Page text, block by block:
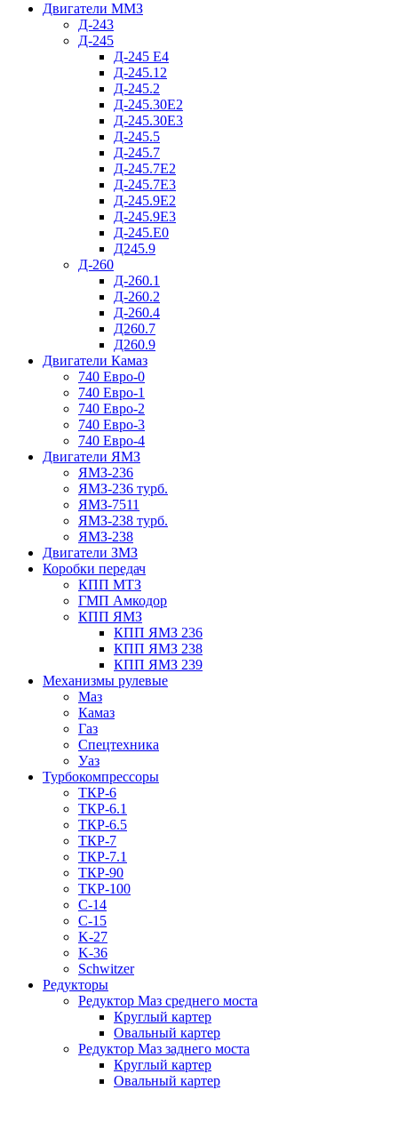
Двигатели ММЗ
Д-243
Д-245
Д-245 Е4
Д-245.12
Д-245.2
Д-245.30Е2
Д-245.30Е3
Д-245.5
Д-245.7
Д-245.7Е2
Д-245.7Е3
Д-245.9Е2
Д-245.9Е3
Д-245.Е0
Д245.9
Д-260
Д-260.1
Д-260.2
Д-260.4
Д260.7
Д260.9
Двигатели Камаз
740 Евро-0
740 Евро-1
740 Евро-2
740 Евро-3
740 Евро-4
Двигатели ЯМЗ
ЯМЗ-236
ЯМЗ-236 турб.
ЯМЗ-7511
ЯМЗ-238 турб.
ЯМЗ-238
Двигатели ЗМЗ
Коробки передач
КПП МТЗ
ГМП Амкодор
КПП ЯМЗ
КПП ЯМЗ 236
КПП ЯМЗ 238
КПП ЯМЗ 239
Механизмы рулевые
Маз
Камаз
Газ
Спецтехника
Уаз
Турбокомпрессоры
ТКР-6
ТКР-6.1
ТКР-6.5
ТКР-7
ТКР-7.1
ТКР-90
ТКР-100
C-14
C-15
K-27
K-36
Schwitzer
Редукторы
Редуктор Маз среднего моста
Круглый картер
Овальный картер
Редуктор Маз заднего моста
Круглый картер
Овальный картер